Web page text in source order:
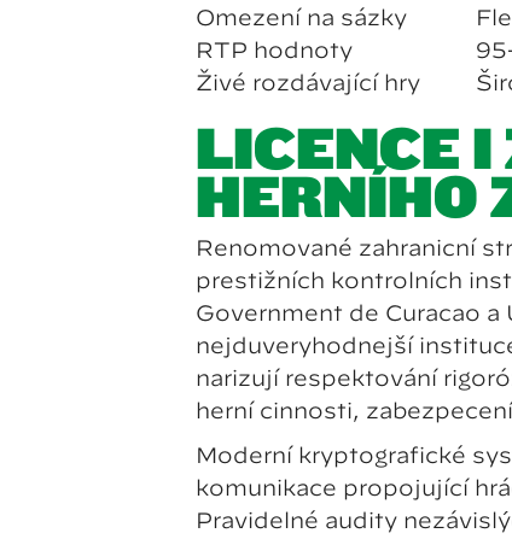
Omezení na sázky
RTP hodnoty
Živé rozdávající hry
LICENCE
HERNÍHO
Renomované zahraniční
prestižních kontrolních
Government de Curacao
nejdůvěryhodnější
nařizují respektování
herní činnosti,
Moderní kryptografické
komunikace propojující
Pravidelné audity